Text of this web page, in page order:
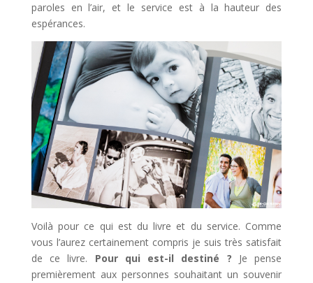
paroles en l’air, et le service est à la hauteur des
espérances.
Voilà pour ce qui est du livre et du service. Comme
vous l’aurez certainement compris je suis très satisfait
de ce livre. Pour qui est-il destiné ? Je pense
premièrement aux personnes souhaitant un souvenir